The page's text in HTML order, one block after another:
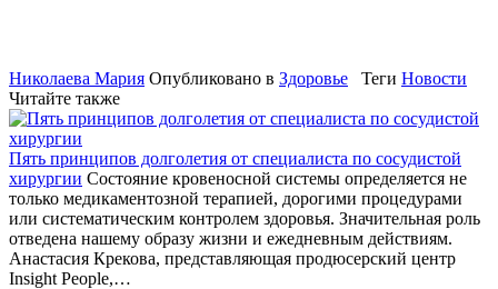
Николаева Мария Опубликовано в Здоровье Теги Новости
Читайте также
Пять принципов долголетия от специалиста по сосудистой
хирургии Состояние кровеносной системы определяется не
только медикаментозной терапией, дорогими процедурами
или систематическим контролем здоровья. Значительная роль
отведена нашему образу жизни и ежедневным действиям.
Анастасия Крекова, представляющая продюсерский центр
Insight People,…